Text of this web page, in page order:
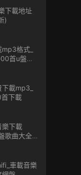
下載地址
)
格式_
首u盤免
載mp3_
下載
樂下載
歌曲大全下
車載音樂